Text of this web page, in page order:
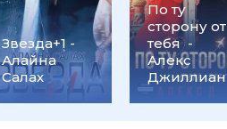
Звезда+1 -
Алайна
Салах
По ту
сторону от
тебя -
Алекс
Джиллиан